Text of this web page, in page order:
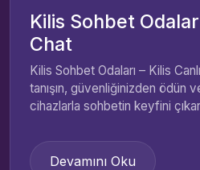
Kilis Sohbet
Chat
Kilis Sohbet Odaları – Kilis
tanışın, güvenliğinizden ödün
cihazlarla sohbetin keyfini
Devamını Oku